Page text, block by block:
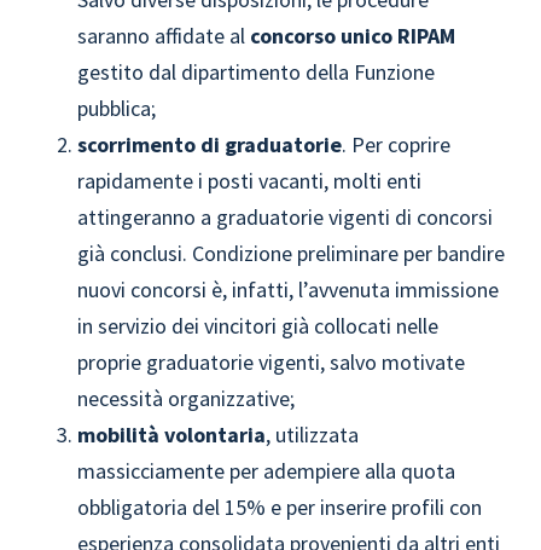
saranno affidate al concorso unico RIPAM
gestito dal dipartimento della Funzione
pubblica;
scorrimento di graduatorie. Per coprire
rapidamente i posti vacanti, molti enti
attingeranno a graduatorie vigenti di concorsi
già conclusi. Condizione preliminare per bandire
nuovi concorsi è, infatti, l’avvenuta immissione
in servizio dei vincitori già collocati nelle
proprie graduatorie vigenti, salvo motivate
necessità organizzative;
mobilità volontaria, utilizzata
massicciamente per adempiere alla quota
obbligatoria del 15% e per inserire profili con
esperienza consolidata provenienti da altri enti